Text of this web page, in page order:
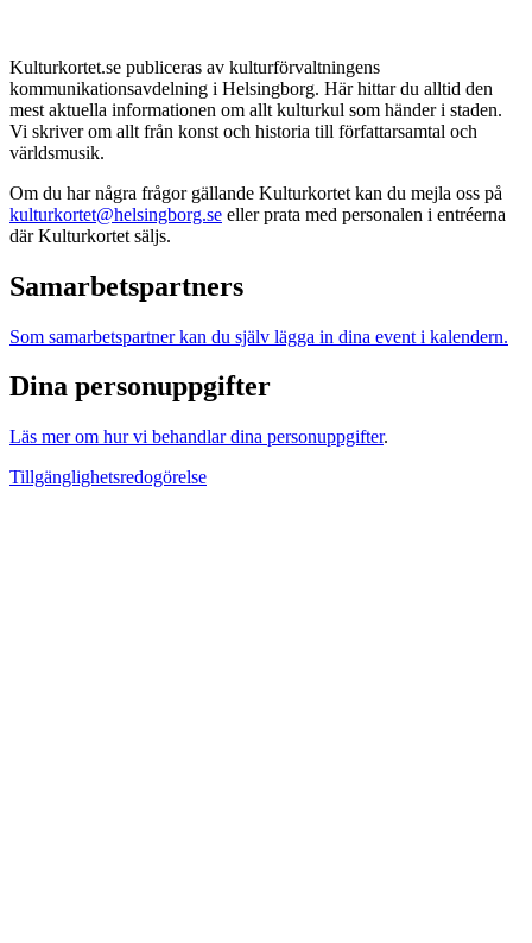
Kulturkortet.se publiceras av kulturförvaltningens
kommunikationsavdelning i Helsingborg. Här hittar du alltid den
mest aktuella informationen om allt kulturkul som händer i staden.
Vi skriver om allt från konst och historia till författarsamtal och
världsmusik.
Om du har några frågor gällande Kulturkortet kan du mejla oss på
kulturkortet@helsingborg.se eller prata med personalen i entréerna
där Kulturkortet säljs.
Samarbetspartners
Som samarbetspartner kan du själv lägga in dina event i kalendern.
Dina personuppgifter
Läs mer om hur vi behandlar dina personuppgifter.
Tillgänglighetsredogörelse